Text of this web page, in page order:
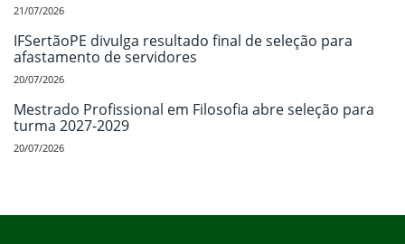
21/07/2026
IFSertãoPE divulga resultado final de seleção para
afastamento de servidores
20/07/2026
Mestrado Profissional em Filosofia abre seleção para
turma 2027-2029
20/07/2026